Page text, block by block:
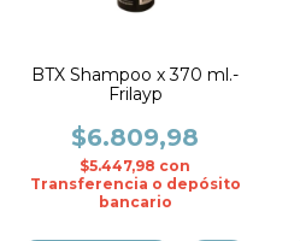
BTX Shampoo x 370 ml.-
Frilayp
$6.809,98
$5.447,98 con
Transferencia o depósito
bancario